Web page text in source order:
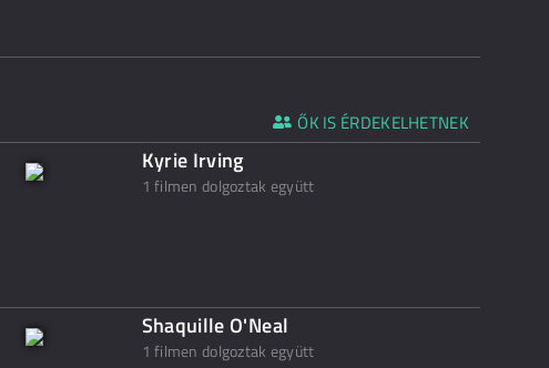
ŐK IS ÉRDEKELHETNEK
Kyrie Irving
1 filmen dolgoztak együtt
Shaquille O'Neal
1 filmen dolgoztak együtt